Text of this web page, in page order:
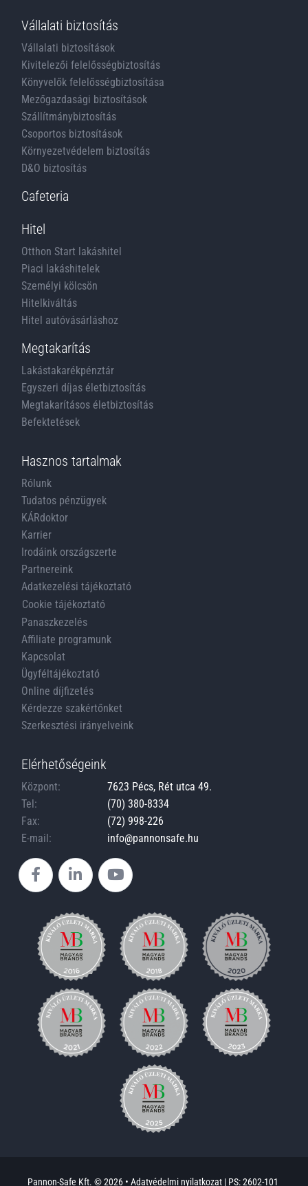
Vállalati biztosítás
Vállalati biztosítások
Kivitelezői felelősségbiztosítás
Könyvelők felelősségbiztosítása
Mezőgazdasági biztosítások
Szállítmánybiztosítás
Csoportos biztosítások
Környezetvédelem biztosítás
D&O biztosítás
Cafeteria
Hitel
Otthon Start lakáshitel
Piaci lakáshitelek
Személyi kölcsön
Hitelkiváltás
Hitel autóvásárláshoz
Megtakarítás
Lakástakarékpénztár
Egyszeri díjas életbiztosítás
Megtakarításos életbiztosítás
Befektetések
Hasznos tartalmak
Rólunk
Tudatos pénzügyek
KÁRdoktor
Karrier
Irodáink országszerte
Partnereink
Adatkezelési tájékoztató
Cookie tájékoztató
Panaszkezelés
Affiliate programunk
Kapcsolat
Ügyféltájékoztató
Online díjfizetés
Kérdezze szakértőnket
Szerkesztési irányelveink
Elérhetőségeink
Központ:
7623 Pécs, Rét utca 49.
Tel:
(70) 380-8334
Fax:
(72) 998-226
E-mail:
info@pannonsafe.hu
Pannon-Safe Kft. © 2026 • Adatvédelmi nyilatkozat | PS: 2602-101